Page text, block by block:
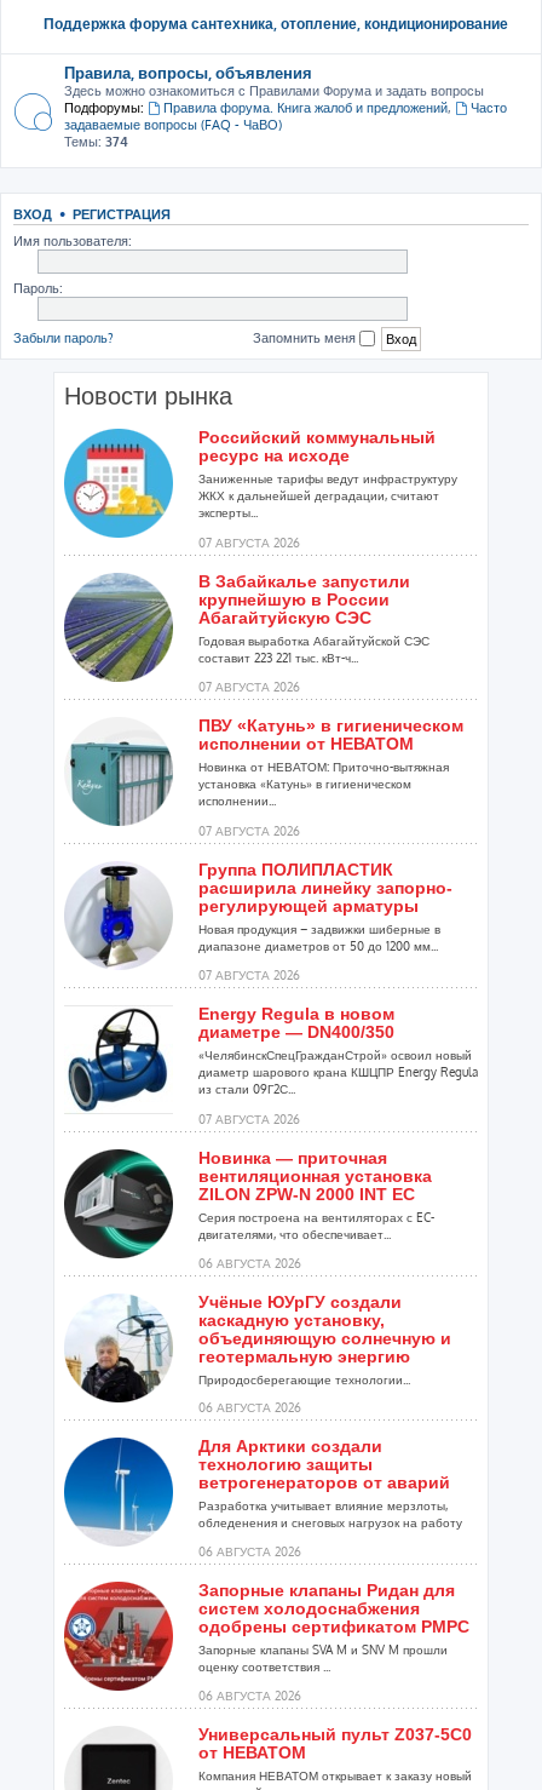
Поддержка форума сантехника, отопление, кондиционирование
Правила, вопросы, объявления
Здесь можно ознакомиться с Правилами Форума и задать вопросы
Подфорумы:
Правила форума. Книга жалоб и предложений,
Часто
задаваемые вопросы (FAQ - ЧаВО)
Темы: 374
ВХОД • РЕГИСТРАЦИЯ
Имя пользователя:
Пароль:
Забыли пароль? Запомнить меня
Новости рынка
Российский коммунальный
ресурс на исходе
Заниженные тарифы ведут инфраструктуру
ЖКХ к дальнейшей деградации, считают
эксперты...
07 АВГУСТА 2026
В Забайкалье запустили
крупнейшую в России
Абагайтуйскую СЭС
Годовая выработка Абагайтуйской СЭС
составит 223 221 тыс. кВт-ч...
07 АВГУСТА 2026
ПВУ «Катунь» в гигиеническом
исполнении от НЕВАТОМ
Новинка от НЕВАТОМ: Приточно-вытяжная
установка «Катунь» в гигиеническом
исполнении...
07 АВГУСТА 2026
Группа ПОЛИПЛАСТИК
расширила линейку запорно-
регулирующей арматуры
Новая продукция – задвижки шиберные в
диапазоне диаметров от 50 до 1200 мм...
07 АВГУСТА 2026
Energy Regula в новом
диаметре — DN400/350
«ЧелябинскСпецГражданСтрой» освоил новый
диаметр шарового крана КШЦПР Energy Regula
из стали 09Г2С...
07 АВГУСТА 2026
Новинка — приточная
вентиляционная установка
ZILON ZPW-N 2000 INT EC
Серия построена на вентиляторах с EC-
двигателями, что обеспечивает...
06 АВГУСТА 2026
Учёные ЮУрГУ создали
каскадную установку,
объединяющую солнечную и
геотермальную энергию
Природосберегающие технологии...
06 АВГУСТА 2026
Для Арктики создали
технологию защиты
ветрогенераторов от аварий
Разработка учитывает влияние мерзлоты,
обледенения и снеговых нагрузок на работу
06 АВГУСТА 2026
Запорные клапаны Ридан для
систем холодоснабжения
одобрены сертификатом РМРС
Запорные клапаны SVA M и SNV M прошли
оценку соответствия ...
06 АВГУСТА 2026
Универсальный пульт Z037-5C0
от НЕВАТОМ
Компания НЕВАТОМ открывает к заказу новый